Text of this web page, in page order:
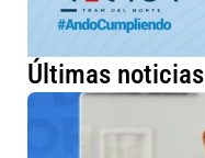
Últimas noticias